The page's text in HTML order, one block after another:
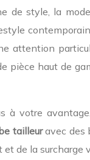
de style, la
attention
haut de
votre
tailleuravec des
de la surcharge